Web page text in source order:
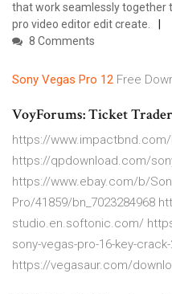
that work seamlessly together
pro video editor edit create.
8 Comments
Sony Vegas Pro 12 Free
VoyForums: Ticket Trader
https://
https://qpdownload.com/
https://www.ebay.com/b/
Pro/41859/bn_7023284968
studio.en.softonic.com/
sony-vegas-pro-16-key-
https://vegasaur.com/